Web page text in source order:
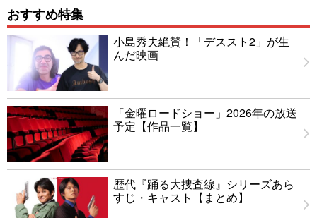
おすすめ特集
小島秀夫絶賛！「デススト2」が生
んだ映画
「金曜ロードショー」2026年の放送
予定【作品一覧】
歴代『踊る大捜査線』シリーズあら
すじ・キャスト【まとめ】